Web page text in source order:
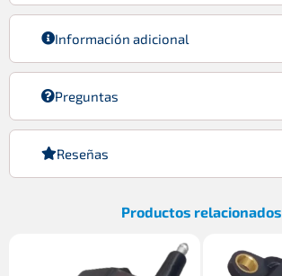
Información adicional
Preguntas
Reseñas
Productos relacionados